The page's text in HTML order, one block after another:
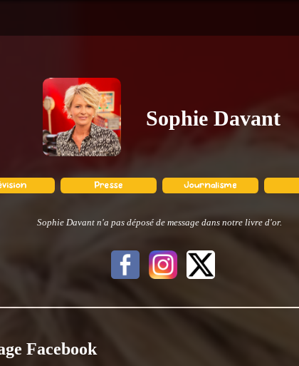
Sophie Davant
Sophie Davant n'a pas déposé de message dans notre livre d'or.
Facebook